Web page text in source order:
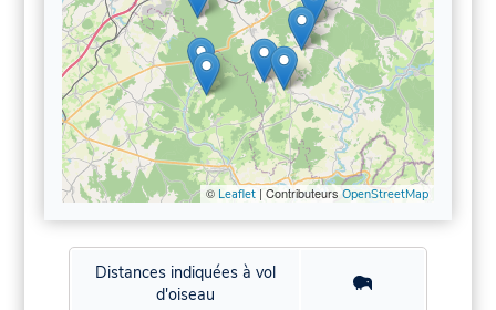
© Leaflet| Contributeurs OpenStreetMap
Distances indiquées à vol
d'oiseau